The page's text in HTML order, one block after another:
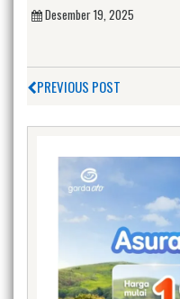
Desember 19, 2025
PREVIOUS POST